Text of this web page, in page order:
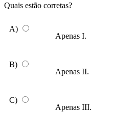
Quais estão corretas?
A)
Apenas I.
B)
Apenas II.
C)
Apenas III.